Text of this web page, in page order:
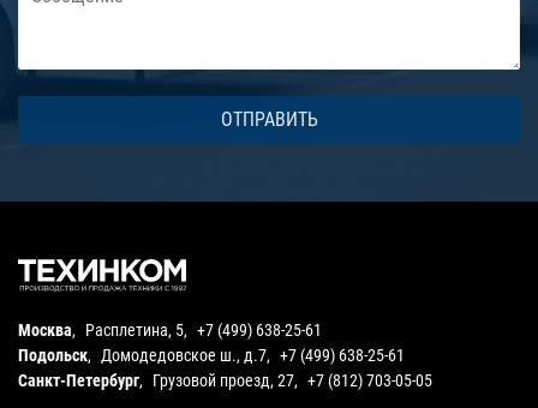
Москва, Расплетина, 5, +7 (499) 638-25-61
Подольск, Домодедовское ш., д.7, +7 (499) 638-25-61
Санкт-Петербург, Грузовой проезд, 27, +7 (812) 703-05-05